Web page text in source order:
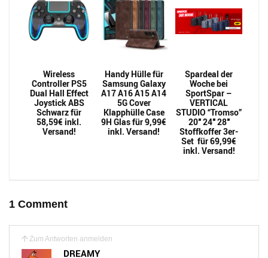
Wireless
Controller PS5
Dual Hall Effect
Joystick ABS
Schwarz für
58,59€ inkl.
Versand!
Handy Hülle für
Samsung Galaxy
A17 A16 A15 A14
5G Cover
Klapphülle Case
9H Glas für 9,99€
inkl. Versand!
Spardeal der
Woche bei
SportSpar –
VERTICAL
STUDIO “Tromso”
20″ 24″ 28″
Stoffkoffer 3er-
Set für 69,99€
inkl. Versand!
1 Comment
Zum Antworten anmelden
DREAMY